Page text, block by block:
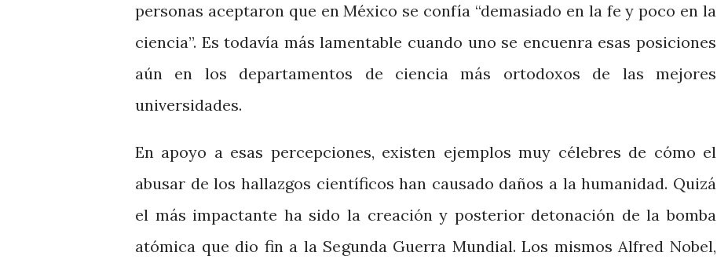
personas aceptaron que en México se confía “demasiado en la fe y poco en la
ciencia”. Es todavía más lamentable cuando uno se encuenra esas posiciones
aún en los departamentos de ciencia más ortodoxos de las mejores
universidades.
En apoyo a esas percepciones, existen ejemplos muy célebres de cómo el
abusar de los hallazgos científicos han causado daños a la humanidad. Quizá
el más impactante ha sido la creación y posterior detonación de la bomba
atómica que dio fin a la Segunda Guerra Mundial. Los mismos Alfred Nobel,